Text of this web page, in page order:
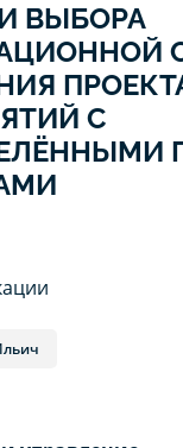
ВЫБОРА
С